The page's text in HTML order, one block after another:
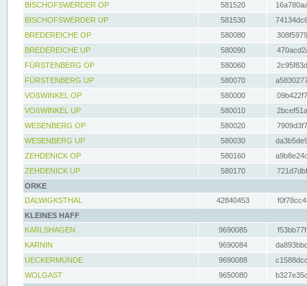
BISCHOFSWERDER OP
581520
BISCHOFSWERDER UP
581530
BREDEREICHE OP
580080
BREDEREICHE UP
580090
FÜRSTENBERG OP
580060
FÜRSTENBERG UP
580070
VOßWINKEL OP
580000
VOßWINKEL UP
580010
WESENBERG OP
580020
WESENBERG UP
580030
ZEHDENICK OP
580160
ZEHDENICK UP
580170
ORKE
DALWIGKSTHAL
42840453
KLEINES HAFF
KARLSHAGEN
9690085
KARNIN
9690084
UECKERMÜNDE
9690088
WOLGAST
9650080